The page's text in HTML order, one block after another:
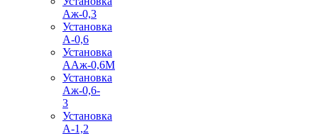
Аж-0,3
Установка
А-0,6
Установка
ААж-0,6М
Установка
Аж-0,6-
3
Установка
А-1,2